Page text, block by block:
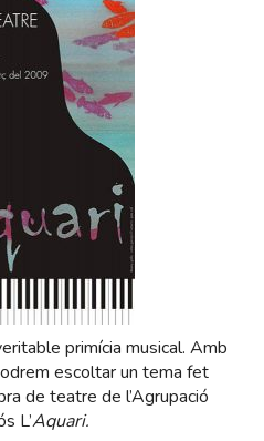
primícia musical. Amb
escoltar un tema fet
de teatre de l’Agrupació
L’Aquari.